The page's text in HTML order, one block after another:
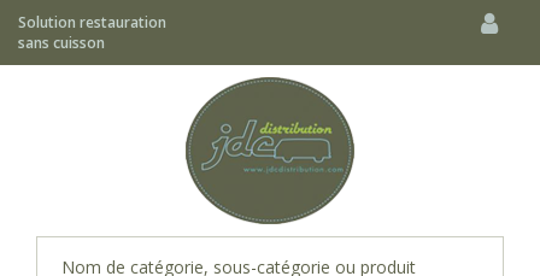
Solution restauration
sans cuisson